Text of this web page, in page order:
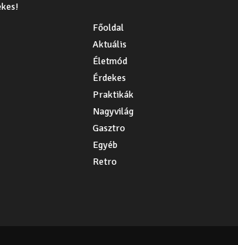
Főoldal
Aktuális
Életmód
Érdekes
Praktikák
Nagyvilág
Gasztro
Egyéb
Retro